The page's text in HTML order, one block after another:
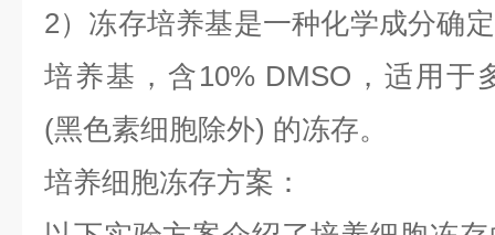
2）冻存培养基是一种化学成分确
培养基，含10% DMSO，适用于
(黑色素细胞除外) 的冻存。
培养细胞冻存方案：